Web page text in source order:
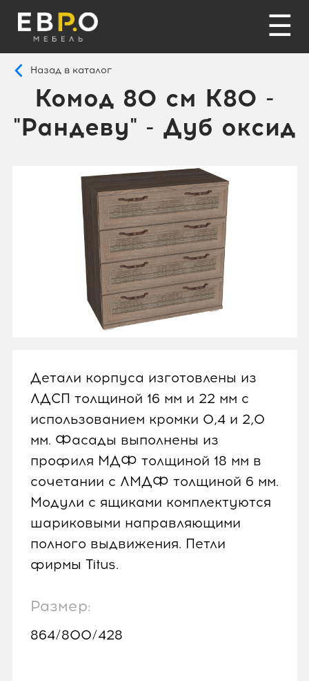
☰
Назад в каталог
Комод 80 см K80 -
"Рандеву" - Дуб оксид
Детали корпуса изготовлены из
ЛДСП толщиной 16 мм и 22 мм с
использованием кромки 0,4 и 2,0
мм. Фасады выполнены из
профиля МДФ толщиной 18 мм в
сочетании с ЛМДФ толщиной 6 мм.
Модули с ящиками комплектуются
шариковыми направляющими
полного выдвижения. Петли
фирмы Titus.
Размер:
864/800/428